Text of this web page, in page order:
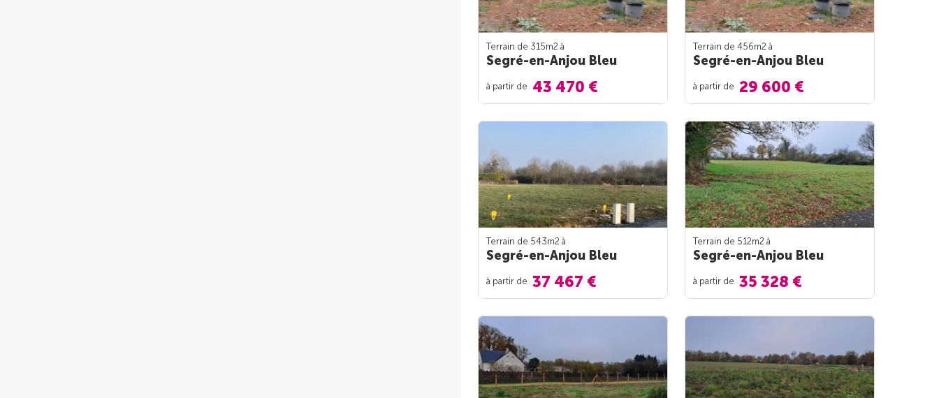
Terrain de 315m2 à
Segré-en-Anjou Bleu
à partir de 43 470 €
Terrain de 456m2 à
Segré-en-Anjou Bleu
à partir de 29 600 €
Terrain de 543m2 à
Segré-en-Anjou Bleu
à partir de 37 467 €
Terrain de 512m2 à
Segré-en-Anjou Bleu
à partir de 35 328 €